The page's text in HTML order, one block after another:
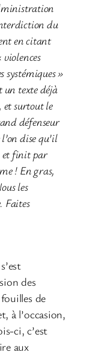
du
en citant
systémiques »
un texte déjà
surtout le
défenseur
dise qu’il
et finit par
! En gras,
les
Faites
des
fouilles de
à l’occasion,
ci, c’est
aux